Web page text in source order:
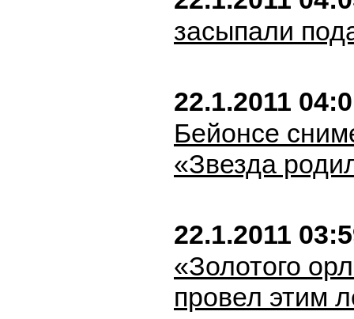
засыпали
22.1.2011
Бейонсе
«Звезда
22.1.2011
«Золотого
провел этим